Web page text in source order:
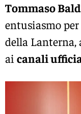
Tommaso
entusiasmo per
della Lanterna,
ai canali